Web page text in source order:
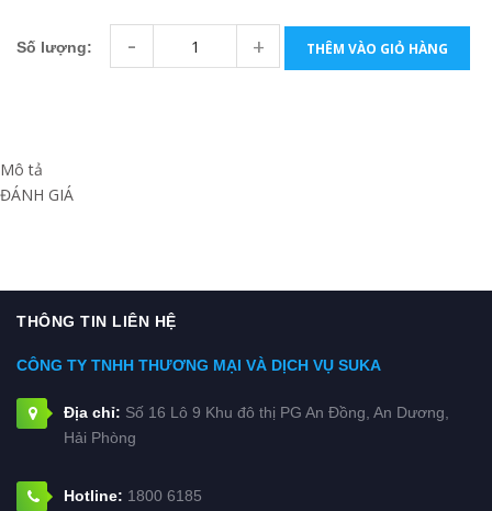
Số lượng: - + THÊM VÀO GIỎ HÀNG
Mô tả
ĐÁNH GIÁ
THÔNG TIN LIÊN HỆ
CÔNG TY TNHH THƯƠNG MẠI VÀ DỊCH VỤ SUKA
Địa chỉ: Số 16 Lô 9 Khu đô thị PG An Đồng, An Dương,
Hải Phòng
Hotline: 1800 6185